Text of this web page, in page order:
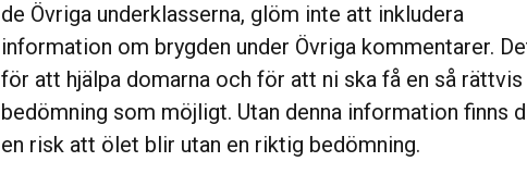
de Övriga underklasserna, glöm inte att inkludera
information om brygden under Övriga kommentarer.
för att hjälpa domarna och för att ni ska få en så rättvis
bedömning som möjligt. Utan denna information finns
en risk att ölet blir utan en riktig bedömning.